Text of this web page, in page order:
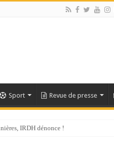
Sport Revue de presse